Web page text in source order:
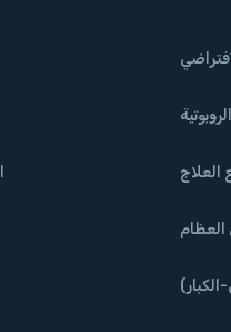
العلاج
العظام